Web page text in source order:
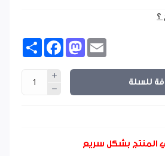
؟
Share FacebookMastodon
للسلة
المنتج بشكل سريع